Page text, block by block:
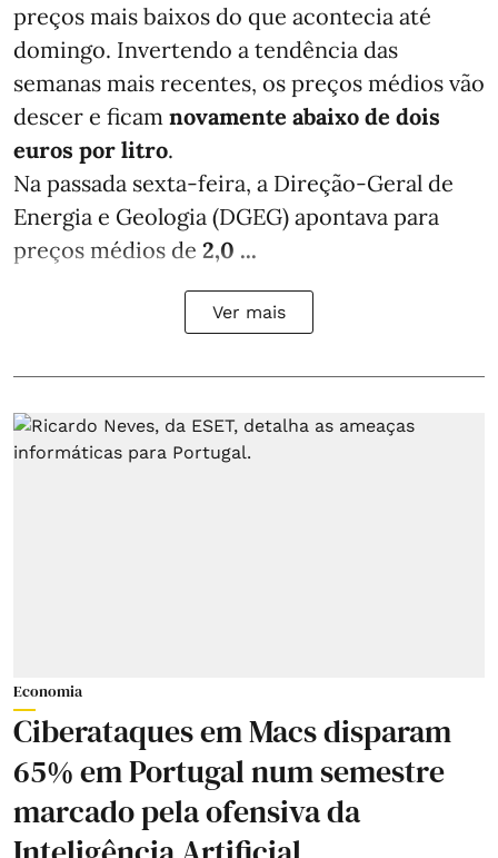
preços mais baixos do que acontecia até
domingo. Invertendo a tendência das
semanas mais recentes, os preços médios vão
descer e ficam novamente abaixo de dois
euros por litro.
Na passada sexta-feira, a Direção-Geral de
Energia e Geologia (DGEG) apontava para
preços médios de 2,0 ...
Ver mais
Economia
Ciberataques em Macs disparam
65% em Portugal num semestre
marcado pela ofensiva da